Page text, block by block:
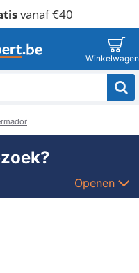
vanaf €40
Openen